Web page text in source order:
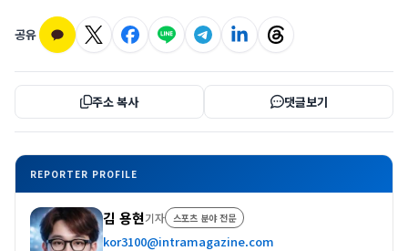
공유
주소 복사 댓글보기
REPORTER PROFILE
김 용현기자 스포츠 분야 전문
kor3100@intramagazine.com